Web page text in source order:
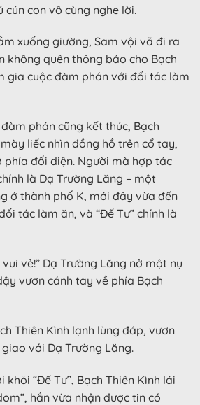
cún con vô cùng nghe lời.
xuống giường, Sam vội vã đi ra
không quên thông báo cho Bạch
gia cuộc đàm phán với đối tác làm
phán cũng kết thúc, Bạch
liếc nhìn đồng hồ trên cổ tay,
phía đối diện. Người mà hợp tác
là Dạ Trường Lăng – một
ở thành phố K, mới đây vừa đến
tác làm ăn, và “Đế Tư” chính là
vẻ!” Dạ Trường Lăng nở một nụ
vươn cánh tay về phía Bạch
Thiên Kình lạnh lùng đáp, vươn
với Dạ Trường Lăng.
“Đế Tư”, Bạch Thiên Kình lái
hắn vừa nhận được tin có